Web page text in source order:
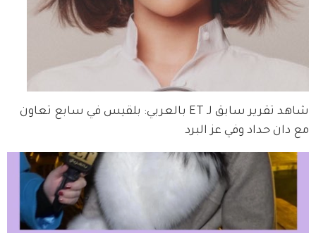
شاهد تقرير سابق لـ ET بالعربي: بلقيس في سابع تعاون
مع دان حداد وفي عز البرد